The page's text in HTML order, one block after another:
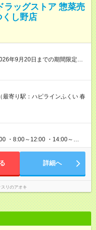
ッグストア 惣菜売
し野店
年9月20日までの期間限定特
17:00～22:00 時給1500円
用 8:30～17:00 時給1053円
習得度次第で時給＋30円）
件に対応できる方時給UP★
社条件★ 近隣店
が可能な方 【試用期間】試用期間なし
寄り駅：ハピラインふくい 春
・8:00～12:00 ・14:00～
詳細へ
リのアオキ